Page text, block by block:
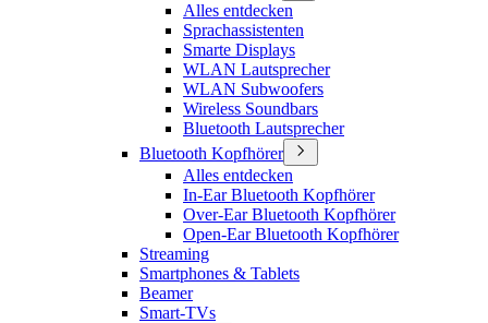
Alles entdecken
Sprachassistenten
Smarte Displays
WLAN Lautsprecher
WLAN Subwoofers
Wireless Soundbars
Bluetooth Lautsprecher
Bluetooth Kopfhörer
Alles entdecken
In-Ear Bluetooth Kopfhörer
Over-Ear Bluetooth Kopfhörer
Open-Ear Bluetooth Kopfhörer
Streaming
Smartphones & Tablets
Beamer
Smart-TVs